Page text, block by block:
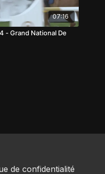
07:16
- Grand National De
de confidentialité